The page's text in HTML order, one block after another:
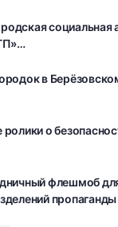
социальная
в
о
флешмоб
пропаганды